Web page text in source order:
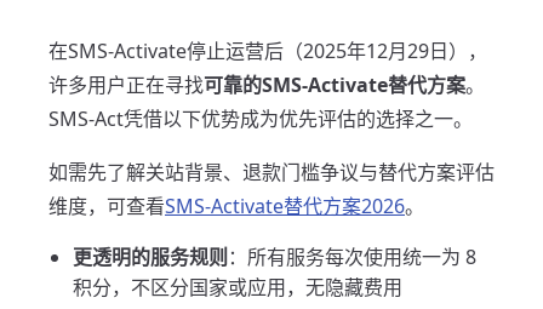
在SMS-Activate停止运营后（2025年12月29日），
许多用户正在寻找可靠的SMS-Activate替代方案。
SMS-Act凭借以下优势成为优先评估的选择之一。
如需先了解关站背景、退款门槛争议与替代方案评估
维度，可查看SMS-Activate替代方案2026。
更透明的服务规则 ：所有服务每次使用统一为 8
积分，不区分国家或应用，无隐藏费用